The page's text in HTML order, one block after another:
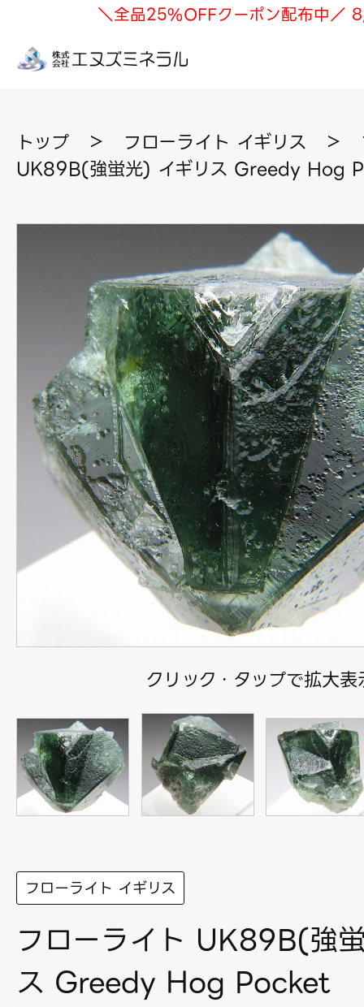
＼全品25%OFFクーポン配布中／
トップ ＞ フローライト イギリス ＞
UK89B(強蛍光) イギリス Greedy Hog
クリック・タップで拡大表
フローライト イギリス
フローライト UK89B(強
ス Greedy Hog Pocket